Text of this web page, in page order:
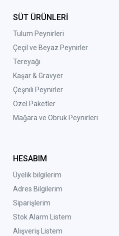
SÜT ÜRÜNLERİ
Tulum Peynirleri
Çeçil ve Beyaz Peynirler
Tereyağı
Kaşar & Gravyer
Çeşnili Peynirler
Özel Paketler
Mağara ve Obruk Peynirleri
HESABIM
Üyelik bilgilerim
Adres Bilgilerim
Siparişlerim
Stok Alarm Listem
Alışveriş Listem